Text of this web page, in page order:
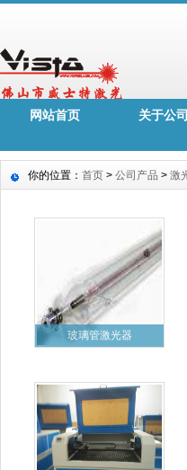
网站首页 关于公司
你的位置： 首页 > 公司产品 > 激
玻璃管激光器